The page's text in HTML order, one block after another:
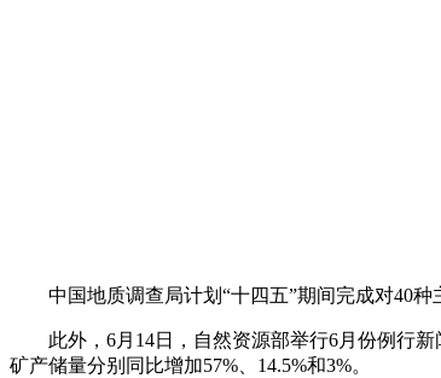
中国地质调查局计划“十四五”期间完成对40
此外，6月14日，自然资源部举行6月份例行
矿产储量分别同比增加57%、14.5%和3%。